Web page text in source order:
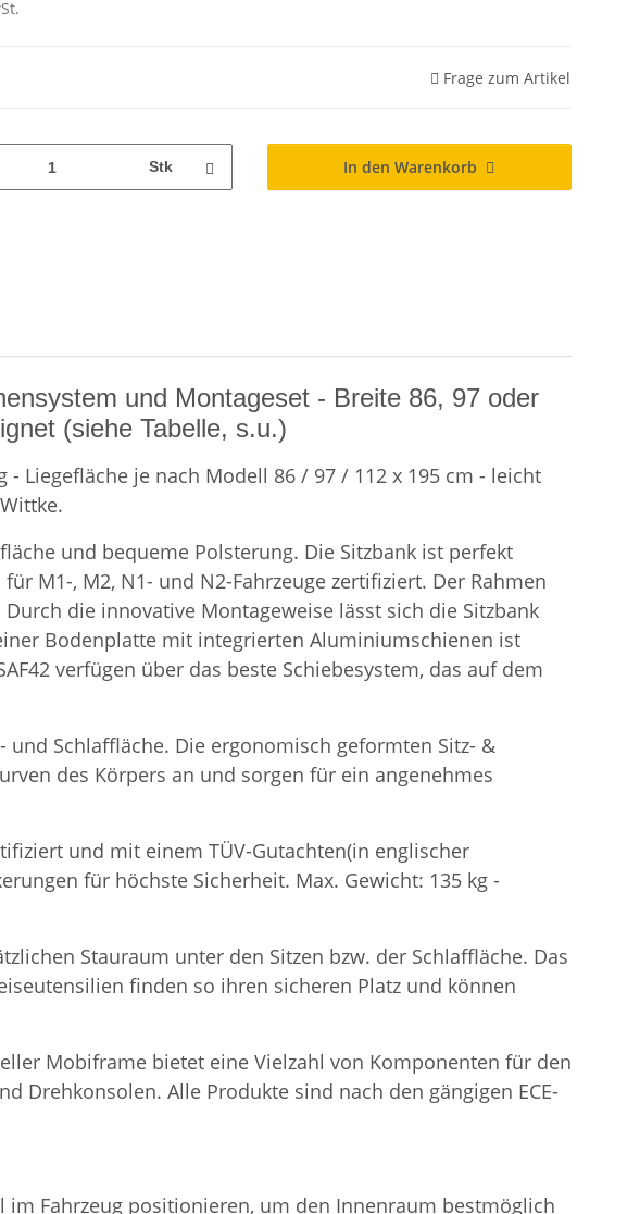
Frage zum Artikel
Stk In den Warenkorb
und Montageset - Breite 86, 97 oder
(siehe Tabelle, s.u.)
Liegefläche je nach Modell 86 / 97 / 112 x 195 cm - leicht
und bequeme Polsterung. Die Sitzbank ist perfekt
M1-, M2, N1- und N2-Fahrzeuge zertifiziert. Der Rahmen
die innovative Montageweise lässt sich die Sitzbank
Bodenplatte mit integrierten Aluminiumschienen ist
verfügen über das beste Schiebesystem, das auf dem
und Schlaffläche. Die ergonomisch geformten Sitz- &
des Körpers an und sorgen für ein angenehmes
und mit einem TÜV-Gutachten(in englischer
für höchste Sicherheit. Max. Gewicht: 135 kg -
Stauraum unter den Sitzen bzw. der Schlaffläche. Das
finden so ihren sicheren Platz und können
Mobiframe bietet eine Vielzahl von Komponenten für den
Drehkonsolen. Alle Produkte sind nach den gängigen ECE-
Fahrzeug positionieren, um den Innenraum bestmöglich